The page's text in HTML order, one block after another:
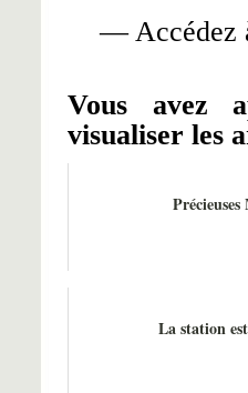
— Accédez
Vous avez
visualiser les
La station